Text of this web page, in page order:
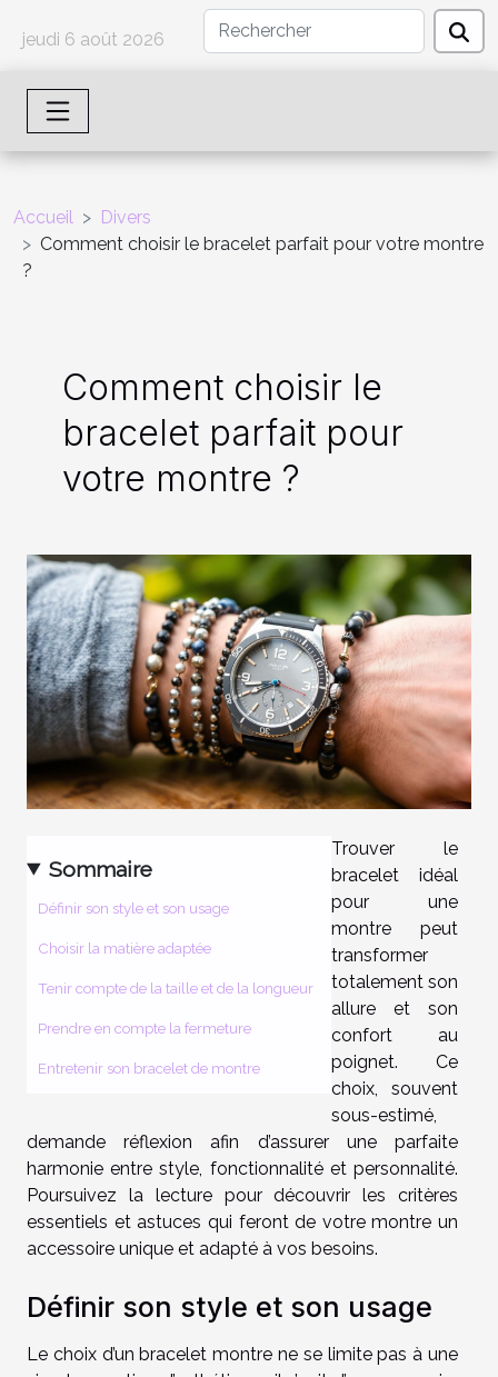
jeudi 6 août 2026
Accueil
Divers
Comment choisir le bracelet parfait pour votre montre
?
Comment choisir le
bracelet parfait pour
votre montre ?
Sommaire
Définir son style et son usage
Choisir la matière adaptée
Tenir compte de la taille et de la longueur
Prendre en compte la fermeture
Entretenir son bracelet de montre
Trouver le
bracelet idéal
pour une
montre peut
transformer
totalement son
allure et son
confort au
poignet. Ce
choix, souvent
sous-estimé,
demande réflexion afin d’assurer une parfaite
harmonie entre style, fonctionnalité et personnalité.
Poursuivez la lecture pour découvrir les critères
essentiels et astuces qui feront de votre montre un
accessoire unique et adapté à vos besoins.
Définir son style et son usage
Le choix d’un bracelet montre ne se limite pas à une